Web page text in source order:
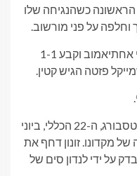
12:15 מהתקופה הראשונה כשהנגיחה שלו
על פני מורשוב.
איידן מקדונו חטף נגיחה קלה על פני אחתיאמוב וקבע 1-1
ביל זונון, בחירת סיבוב ראשון של פיטסבורג, ה-22 הכללי, ביוני
מקדונו. זונון דחף את
על ידי לנדון סים של